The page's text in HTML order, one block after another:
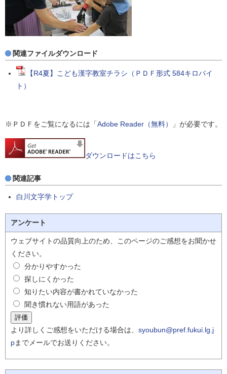
関連ファイルダウンロード
【R4夏】こども漢字教室チラシ（ＰＤＦ形式 584キロバイ
ト）
※ＰＤＦをご覧になるには「Adobe Reader（無料） 」が必要です。
ダウンロードはこちら
関連記事
白川文字学トップ
アンケート
ウェブサイトの品質向上のため、このページのご感想をお聞かせ
ください。
分かりやすかった
探しにくかった
知りたい内容が書かれていなかった
聞き慣れない用語があった
より詳しくご感想をいただける場合は、 syoubun@pref.fukui.lg.j
pまでメールでお送りください。